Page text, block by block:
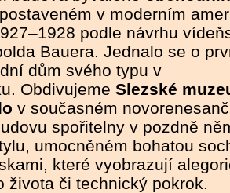
v moderním
podle návrhu
Bauera. Jednalo se o
dům svého typu v
Obdivujeme Slezské
v současném
spořitelny v pozdně
umocněném bohatou
které vyobrazují
života či technický pokrok.